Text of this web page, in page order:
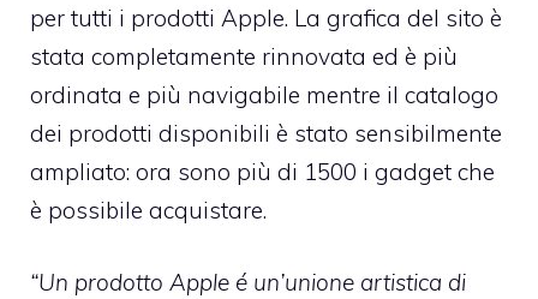
per tutti i prodotti Apple. La grafica del sito è
stata completamente rinnovata ed è più
ordinata e più navigabile mentre il catalogo
dei prodotti disponibili è stato sensibilmente
ampliato: ora sono più di 1500 i gadget che
è possibile acquistare.
“Un prodotto Apple é un’unione artistica di